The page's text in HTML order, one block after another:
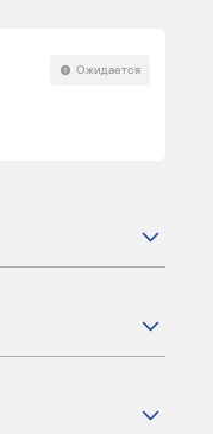
Ожидается